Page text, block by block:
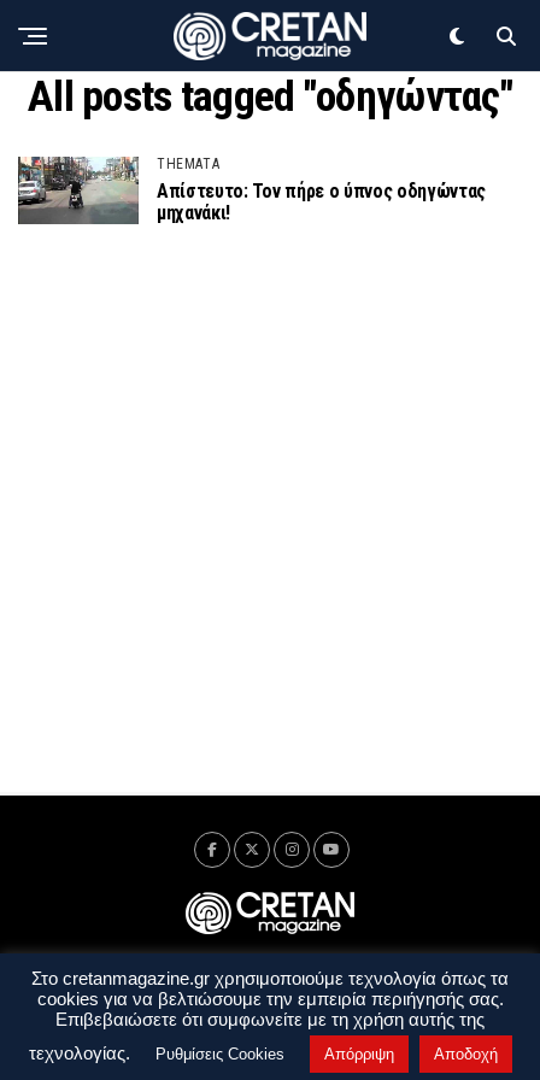
All posts tagged "οδηγώντας"
THEMATA
Απίστευτο: Τον πήρε ο ύπνος οδηγώντας
μηχανάκι!
Ταυτότητα Πολιτική Απορρήτου
Όροι Χρήσης
Όροι και Προϋποθέσεις
Στο cretanmagazine.gr χρησιμοποιούμε τεχνολογία όπως τα
cookies για να βελτιώσουμε την εμπειρία περιήγησής σας.
Επιβεβαιώσετε ότι συμφωνείτε με τη χρήση αυτής της
τεχνολογίας.
Ρυθμίσεις Cookies Απόρριψη Αποδοχή